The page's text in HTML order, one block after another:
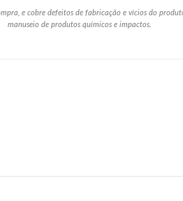
e cobre defeitos de fabricação e vícios do
manuseio de produtos químicos e impactos.